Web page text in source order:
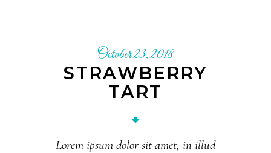
October 23, 2018
STRAWBERRY
TART
Lorem ipsum dolor sit amet, in illud